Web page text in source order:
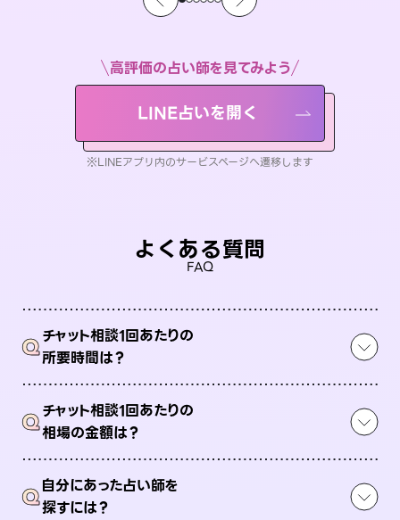
高評価の占い師を見てみよう
LINE占いを開く
※LINEアプリ内のサービスページへ遷移します
よくある質問
FAQ
Qチャット相談1回あたりの
所要時間は？
Qチャット相談1回あたりの
相場の金額は？
Q自分にあった占い師を
探すには？